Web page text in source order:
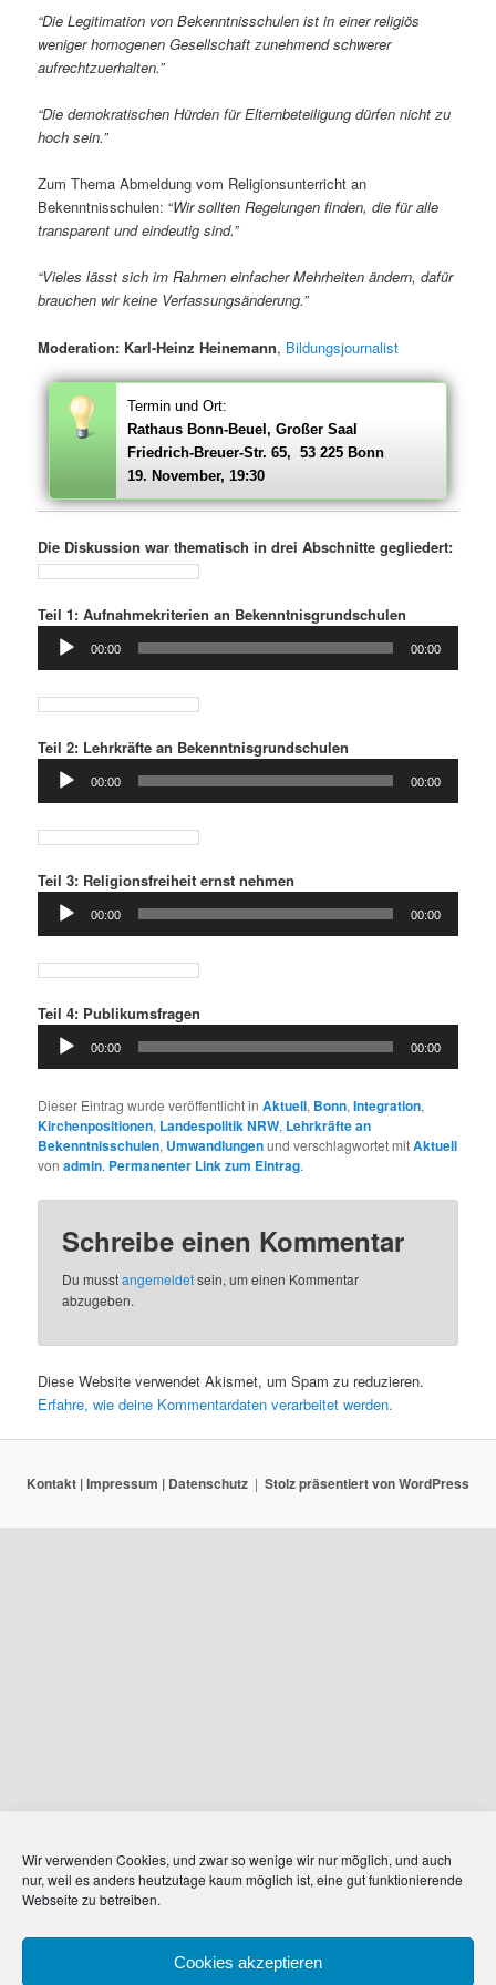
Wir verwenden Cookies, und zwar so wenige wir nur möglich, und auch
nur, weil es anders heutzutage kaum möglich ist, eine gut funktionierende
Webseite zu betreiben.
Cookies akzeptieren
“Die Legitimation von Bekenntnisschulen ist in einer religiös
weniger homogenen Gesellschaft zunehmend schwerer
aufrechtzuerhalten.”
“Die demokratischen Hürden für Elternbeteiligung dürfen nicht zu
hoch sein.”
Zum Thema Abmeldung vom Religionsunterricht an
Bekenntnisschulen: “Wir sollten Regelungen finden, die für alle
transparent und eindeutig sind.”
“Vieles lässt sich im Rahmen einfacher Mehrheiten ändern, dafür
brauchen wir keine Verfassungsänderung.”
Moderation: Karl-Heinz Heinemann, Bildungsjournalist
Termin und Ort:
Rathaus Bonn-Beuel, Großer Saal
Friedrich-Breuer-Str. 65, 53 225 Bonn
19. November, 19:30
Die Diskussion war thematisch in drei Abschnitte gegliedert:
Teil 1: Aufnahmekriterien an Bekenntnisgrundschulen
Audio-
Player
00:00 00:00
Teil 2: Lehrkräfte an Bekenntnisgrundschulen
Audio-
Player
00:00 00:00
Teil 3: Religionsfreiheit ernst nehmen
Audio-
Player
00:00 00:00
Teil 4: Publikumsfragen
Audio-
Player
00:00 00:00
Dieser Eintrag wurde veröffentlicht inAktuell, Bonn,Integration,
Kirchenpositionen, Landespolitik NRW, Lehrkräfte an
Bekenntnisschulen, Umwandlungenund verschlagwortet mitAktuell
vonadmin. Permanenter Link zum Eintrag.
Schreibe einen Kommentar
Du musstangemeldetsein, um einen Kommentar
abzugeben.
Diese Website verwendet Akismet, um Spam zu reduzieren.
Erfahre, wie deine Kommentardaten verarbeitet werden.
Kontakt | Impressum | Datenschutz Stolz präsentiert von WordPress